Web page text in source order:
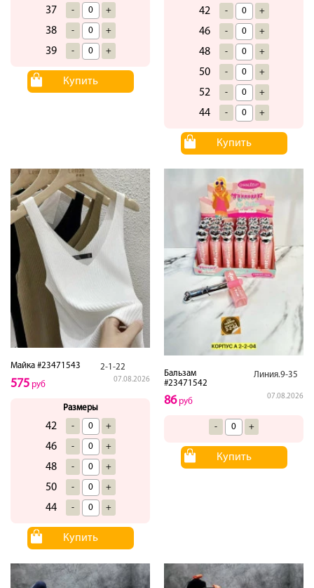
37 - +
38 - +
39 - +
Купить
42 - +
46 - +
48 - +
50 - +
52 - +
44 - +
Купить
Майка #23471543 2-1-22
07.08.2026
575 руб
Размеры
42 - +
46 - +
48 - +
50 - +
44 - +
Купить
Бальзам
#23471542
Линия.9-35
07.08.2026
86руб
- +
Купить